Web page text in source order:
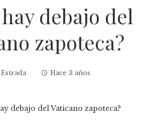
debajo del
zapoteca?
Hace 3 años